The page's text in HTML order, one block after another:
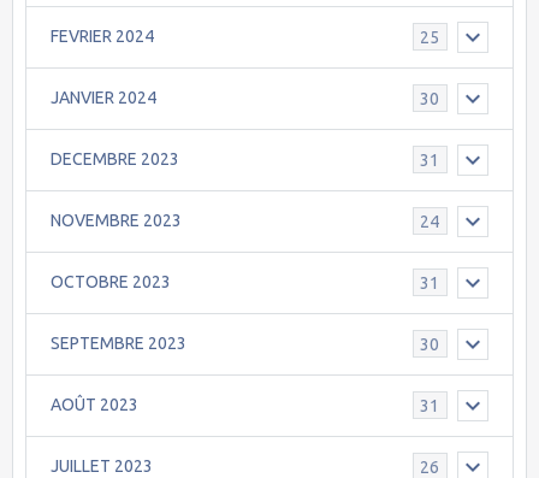
FEVRIER 2024 25
JANVIER 2024 30
DECEMBRE 2023 31
NOVEMBRE 2023 24
OCTOBRE 2023 31
SEPTEMBRE 2023 30
AOÛT 2023 31
JUILLET 2023 26